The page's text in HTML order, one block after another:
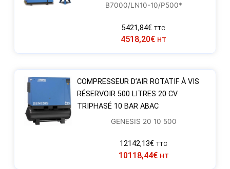
B7000/LN10-10/P500*
5421,84€ TTC
4518,20€ HT
COMPRESSEUR D’AIR ROTATIF À VIS
RÉSERVOIR 500 LITRES 20 CV
TRIPHASÉ 10 BAR ABAC
GENESIS 20 10 500
12142,13€ TTC
10118,44€ HT